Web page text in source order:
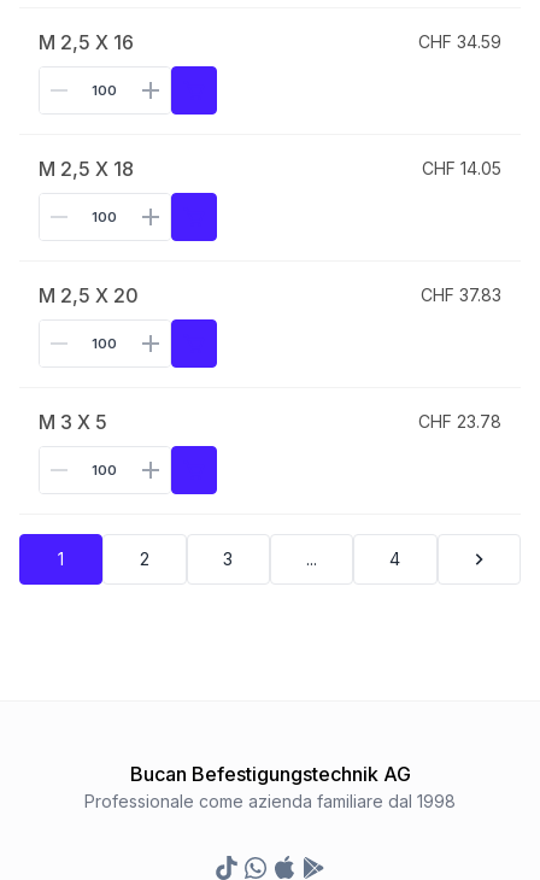
M 2,5 X 16 CHF 34.59
M 2,5 X 18 CHF 14.05
M 2,5 X 20 CHF 37.83
M 3 X 5 CHF 23.78
1 2 3 ... 4
Bucan Befestigungstechnik AG
Professionale come azienda familiare dal 1998
TikTokWhatsapp
Appstore
Google Play Store